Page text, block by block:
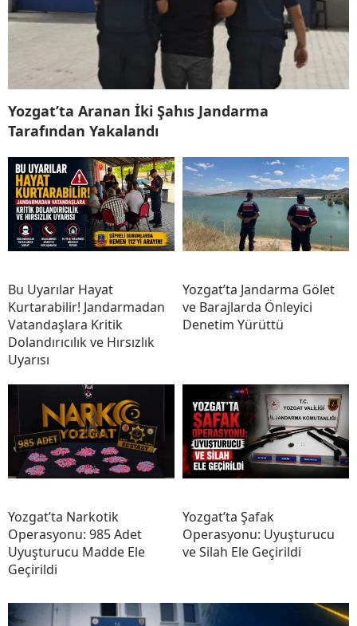
Yozgat’ta Aranan İki Şahıs Jandarma
Tarafından Yakalandı
Bu Uyarılar Hayat
Kurtarabilir! Jandarmadan
Vatandaşlara Kritik
Dolandırıcılık ve Hırsızlık
Uyarısı
Yozgat’ta Jandarma Gölet
ve Barajlarda Önleyici
Denetim Yürüttü
Yozgat’ta Narkotik
Operasyonu: 985 Adet
Uyuşturucu Madde Ele
Geçirildi
Yozgat’ta Şafak
Operasyonu: Uyuşturucu
ve Silah Ele Geçirildi